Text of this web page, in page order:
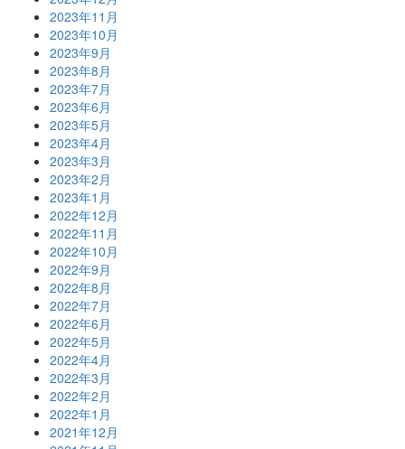
2023年11月
2023年10月
2023年9月
2023年8月
2023年7月
2023年6月
2023年5月
2023年4月
2023年3月
2023年2月
2023年1月
2022年12月
2022年11月
2022年10月
2022年9月
2022年8月
2022年7月
2022年6月
2022年5月
2022年4月
2022年3月
2022年2月
2022年1月
2021年12月